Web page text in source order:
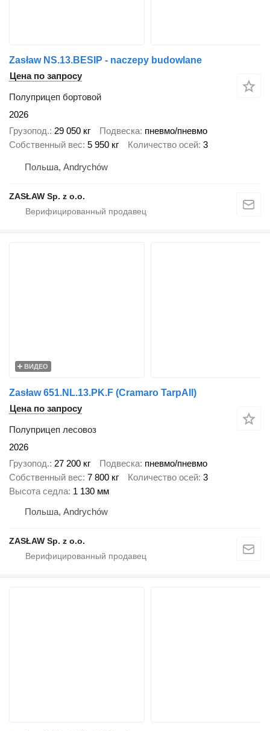
Zasław NS.13.BESIP - naczepy budowlane
Цена по запросу
Полуприцеп бортовой
2026
Грузопод. 29 050 кг Подвеска пневмо/пневмо
Собственный вес 5 950 кг Количество осей 3
Польша, Andrychów
ZASŁAW Sp. z o.o.
ВИДЕО
Zasław 651.NL.13.PK.F (Cramaro TarpAll)
Цена по запросу
Полуприцеп лесовоз
2026
Грузопод. 27 200 кг Подвеска пневмо/пневмо
Собственный вес 7 800 кг Количество осей 3
Высота седла 1 130 мм
Польша, Andrychów
ZASŁAW Sp. z o.o.